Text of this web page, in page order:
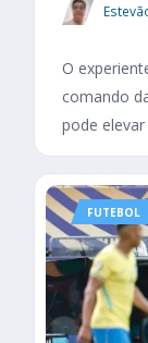
O
comando
pode
FUTEBOL